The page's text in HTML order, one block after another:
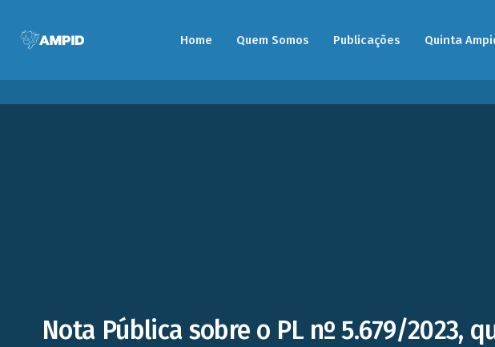
Home Quem Somos Publicações Quinta
Nota Pública sobre o PL nº 5.679/2023,